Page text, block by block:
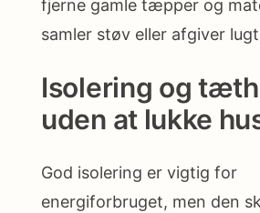
fjerne gamle tæpper og
samler støv eller afgiver
Isolering og
uden at lukke
God isolering er vigtig for
energiforbruget, men den